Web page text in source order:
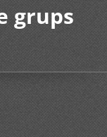
grups